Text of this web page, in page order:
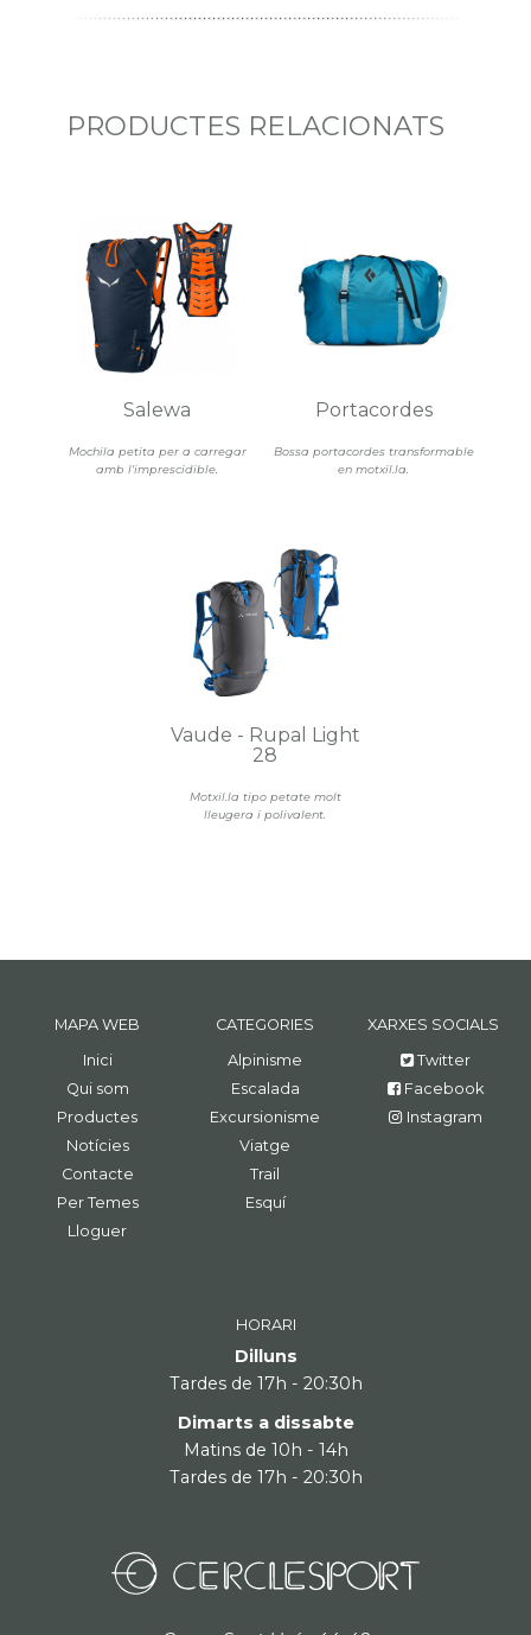
PRODUCTES RELACIONATS
Mochila petita per a carregar
amb l'imprescidible.
Salewa
Bossa portacordes transformable
en motxil.la.
Portacordes
Motxil.la tipo petate molt
lleugera i polivalent.
Vaude - Rupal Light
28
MAPA WEB
Inici
Qui som
Productes
Notícies
Contacte
Per Temes
Lloguer
CATEGORIES
Alpinisme
Escalada
Excursionisme
Viatge
Trail
Esquí
XARXES SOCIALS
Twitter
Facebook
Instagram
HORARI
Dilluns
Tardes de 17h - 20:30h
Dimarts a dissabte
Matins de 10h - 14h
Tardes de 17h - 20:30h